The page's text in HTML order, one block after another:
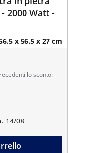
2000 Watt -
x 56.5 x 27 cm
lo sconto:
14/08